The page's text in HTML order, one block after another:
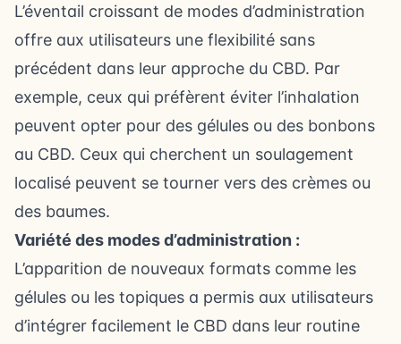
L’éventail croissant de modes d’administration
offre aux utilisateurs une flexibilité sans
précédent dans leur approche du CBD. Par
exemple, ceux qui préfèrent éviter l’inhalation
peuvent opter pour des gélules ou des bonbons
au CBD. Ceux qui cherchent un soulagement
localisé peuvent se tourner vers des crèmes ou
des baumes.
Variété des modes d’administration :
L’apparition de nouveaux formats comme les
gélules ou les topiques a permis aux utilisateurs
d’intégrer facilement le CBD dans leur routine